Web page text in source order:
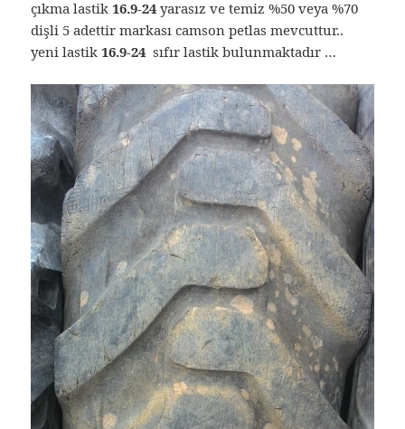
çıkma lastik16.9-24 yarasız ve temiz %50 veya %70
dişli 5 adettir markası camson petlas mevcuttur..
yeni lastik 16.9-24 sıfır lastik bulunmaktadır …